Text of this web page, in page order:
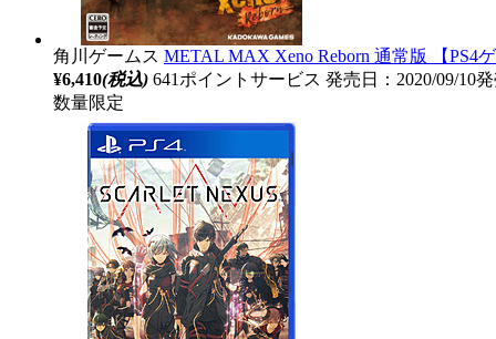
角川ゲームス METAL MAX Xeno Reborn 通常版 【PS4
¥6,410(税込) 641ポイントサービス 発売日：2020/09/10
数量限定